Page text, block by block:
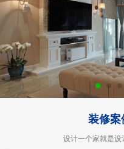
装修案
设计一个家就是